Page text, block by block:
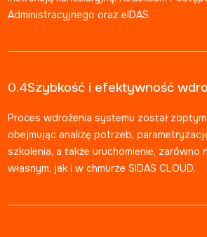
Administracyjnego oraz eIDAS.
0.4Szybkość i efektywność
Proces wdrożenia systemu został
obejmując analizę potrzeb,
szkolenia, a także uruchomienie, zarówno
własnym, jak i w chmurze SIDAS CLOUD.